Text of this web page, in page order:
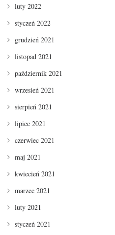
luty 2022
styczeń 2022
grudzień 2021
listopad 2021
październik 2021
wrzesień 2021
sierpień 2021
lipiec 2021
czerwiec 2021
maj 2021
kwiecień 2021
marzec 2021
luty 2021
styczeń 2021